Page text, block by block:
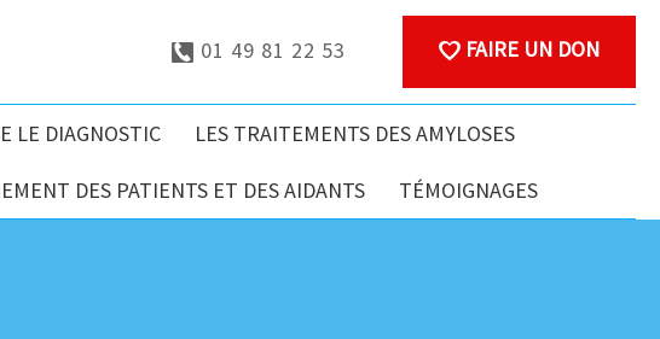
FAIRE UN DON
01 49 81 22 53
LE DIAGNOSTIC LES TRAITEMENTS DES AMYLOSES
DES PATIENTS ET DES AIDANTS TÉMOIGNAGES